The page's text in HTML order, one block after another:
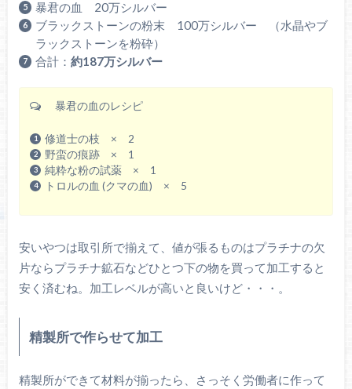
暴君の血 20万シルバー
ブラックストーンの粉末 100万シルバー （水晶やブ
ラックストーンを粉砕）
合計：約187万シルバー
暴君の血のレシピ
修道士の枝 × 2
野蛮の痕跡 × 1
純粋な粉の試薬 × 1
トロルの血 (クマの血) × 5
安いやつは取引所で揃えて、値が張るものはプラチナの欠
片ならプラチナ鉱石などひとつ下の物を買って加工すると
安く済むね。加工レベルが高いと良いけど・・・。
精製所で作らせて加工
精製所ができて材料が揃ったら、さっそく労働者に作って